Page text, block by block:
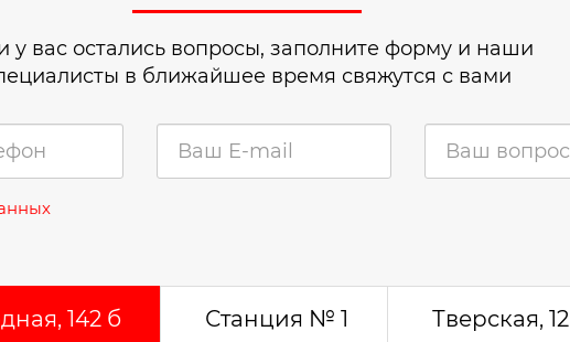
у вас остались вопросы, заполните форму и наши
в ближайшее время свяжутся с вами
142 б Станция № 1 Тверская, 12